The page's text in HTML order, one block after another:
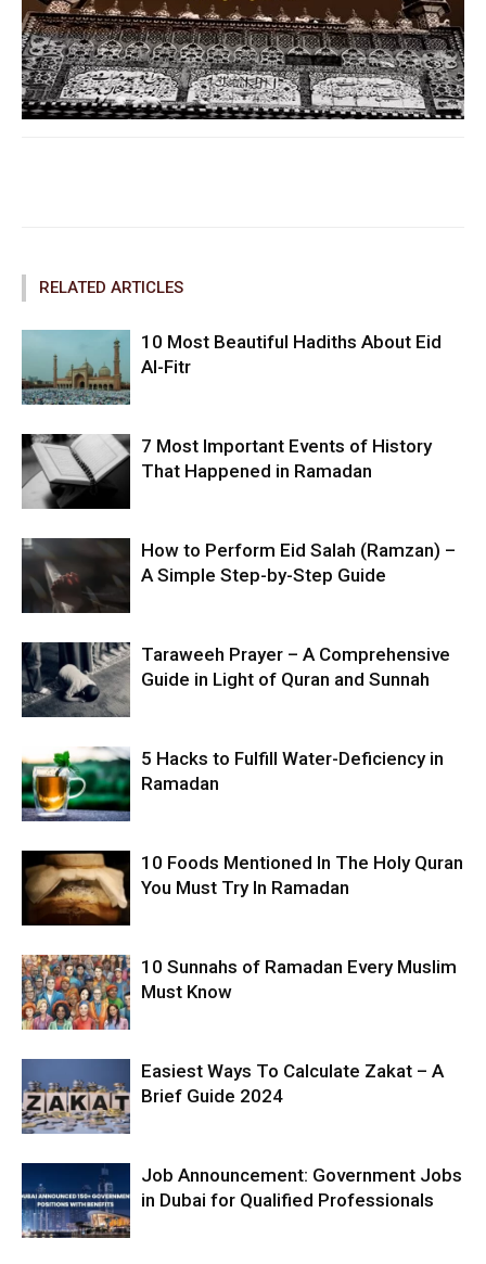
RELATED ARTICLES
10 Most Beautiful Hadiths About Eid
Al-Fitr
7 Most Important Events of History
That Happened in Ramadan
How to Perform Eid Salah (Ramzan) –
A Simple Step-by-Step Guide
Taraweeh Prayer – A Comprehensive
Guide in Light of Quran and Sunnah
5 Hacks to Fulfill Water-Deficiency in
Ramadan
10 Foods Mentioned In The Holy Quran
You Must Try In Ramadan
10 Sunnahs of Ramadan Every Muslim
Must Know
Easiest Ways To Calculate Zakat – A
Brief Guide 2024
Job Announcement: Government Jobs
in Dubai for Qualified Professionals